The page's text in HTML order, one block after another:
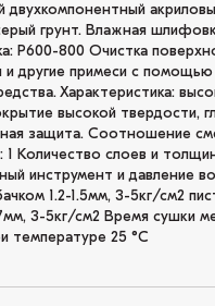
двухкомпонентный
грунт. Влажная
P600-800 Очистка
и другие примеси с помощью
Характеристика:
высокой твердости,
защита. Соотношение
: 1 Количество слоев и
инструмент и давление
1.2-1.5мм, 3-5кг/см2
3-5кг/см2 Время сушки
температуре 25 °C